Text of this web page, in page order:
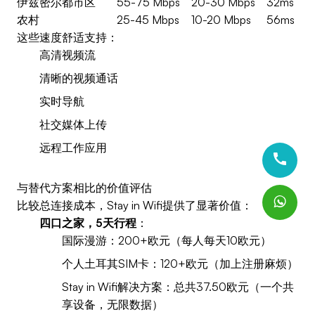
农村
25-45 Mbps 10-20 Mbps
56ms
这些速度舒适支持：
高清视频流
清晰的视频通话
实时导航
社交媒体上传
远程工作应用
与替代方案相比的价值评估
比较总连接成本，Stay in Wifi提供了显著价值：
四口之家，5天行程 ：
国际漫游：200+欧元（每人每天10欧元）
个人土耳其SIM卡：120+欧元（加上注册麻烦）
Stay in Wifi解决方案：总共37.50欧元（一个共
享设备，无限数据）